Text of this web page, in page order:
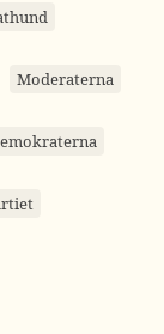
Moderaterna